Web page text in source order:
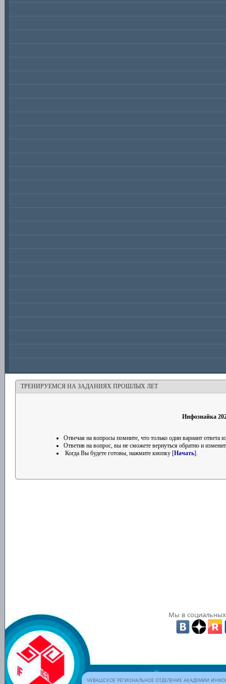
ТРЕНИРУЕМСЯ НА ЗАДАНИЯХ ПРОШЛЫХ ЛЕТ
Инфознайка
Отвечая на вопросы помните, что только один вариант ответа
Ответив на вопрос, вы не сможете вернуться обратно и
Когда Вы будете готовы, нажмите кнопку [Начать].
Мы в социальных
ЧУВАШСКОЕ РЕГИОНАЛЬНОЕ ОТДЕЛЕНИЕ АКАДЕМИИ